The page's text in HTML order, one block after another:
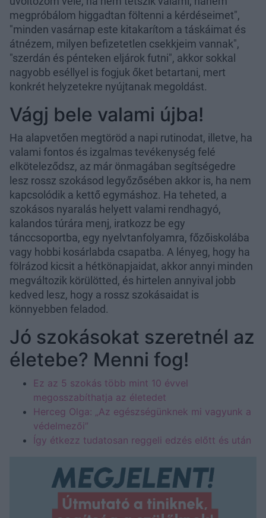
megpróbálom higgadtan föltenni a kérdéseimet",
"minden vasárnap este kitakarítom a táskáimat és
átnézem, milyen befizetetlen csekkjeim vannak",
"szerdán és pénteken eljárok futni", akkor sokkal
nagyobb eséllyel is fogjuk őket betartani, mert
konkrét helyzetekre nyújtanak megoldást.
Vágj bele valami újba!
Ha alapvetően megtöröd a napi rutinodat, illetve, ha
valami fontos és izgalmas tevékenység felé
elköteleződsz, az már önmagában segítségedre
lesz rossz szokásod legyőzősében akkor is, ha nem
kapcsolódik a kettő egymáshoz. Ha teheted, a
szokásos nyaralás helyett valami rendhagyó,
kalandos túrára menj, iratkozz be egy
tánccsoportba, egy nyelvtanfolyamra, főzőiskolába
vagy hobbi kosárlabda csapatba. A lényeg, hogy ha
fölrázod kicsit a hétkönapjaidat, akkor annyi minden
megváltozik körülötted, és hirtelen annyival jobb
kedved lesz, hogy a rossz szokásaidat is
könnyebben feladod.
Jó szokásokat szeretnél az
életebe? Menni fog!
Ez az 5 szokás több mint 10 évvel
megosszabíthatja az életedet
Herceg Olga: „Az egészségünknek mi vagyunk a
védelmezői”
Így étkezz tudatosan reggeli edzés előtt és után